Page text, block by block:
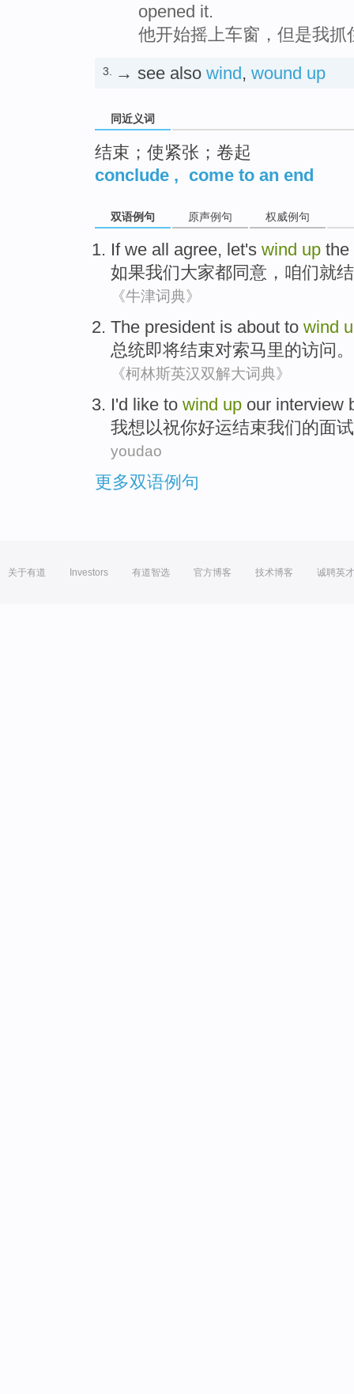
opened it.
他开始摇上车窗，但是我抓
3. → see also wind, wound up
同近义词
结束；使紧张；卷起
conclude , come to an end
双语例句 原声例句 权威例句
If we all agree, let's wind up the
如果我们大家都同意 ， 咱们就
《牛津词典》
The president is about to wind
总统即将结束对索马里的访问。
《柯林斯英汉双解大词典》
I'd like to wind up our interview
我想 以祝你好运结束我们的面试
youdao
更多双语例句
关于有道 Investors 有道智选 官方博客 技术博客 诚聘英才